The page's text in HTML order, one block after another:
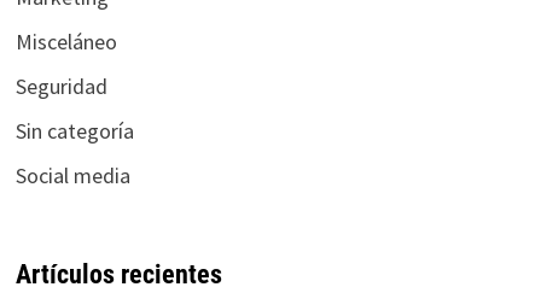
Misceláneo
Seguridad
Sin categoría
Social media
Artículos recientes